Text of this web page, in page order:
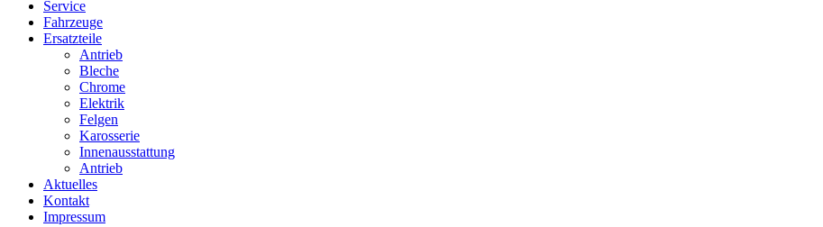
Service
Fahrzeuge
Ersatzteile
Antrieb
Bleche
Chrome
Elektrik
Felgen
Karosserie
Innenausstattung
Antrieb
Aktuelles
Kontakt
Impressum